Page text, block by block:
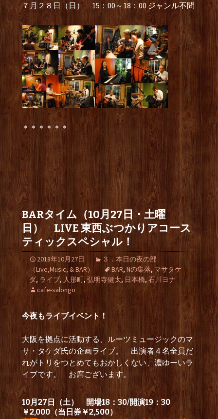
７月２８日（日） 15：00～18：00 ジャンル不問
＊＊＊＊＊＊
BARタイム（10月27日・土曜
日） LIVE 東西ぶつかりアコース
ティックスペシャル！
2018年10月27日
３．本日の夜の部
（Live,Music, & BAR）
BAR, Nの集落, マサタケ
ダ, ライブ, 人形町, 弘明寺健太, 日本橋,石川ヨナ
cafe-salongo
今夜もライブイベント！
大阪を拠点に活動する、ルーツミュージックのマ
サ・タケダ氏の企画ライブ。 出演者４名全員だ
れがトリをつとめてもおかしくない、濃ゆーいラ
イブです。 お席ございます。
10月27日（土） 開場18：30/開演19：30
￥2,000（当日券￥2,500）